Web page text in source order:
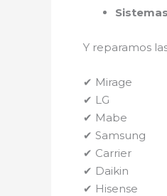
Y reparamos
✔ Mirage
✔ LG
✔ Mabe
✔ Samsung
✔ Carrier
✔ Daikin
✔ Hisense